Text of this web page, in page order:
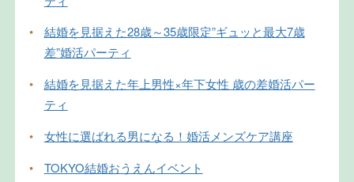
•
結婚を見据えた28歳～35歳限定”ギュッと最大7歳
差”婚活パーティ
•
結婚を見据えた年上男性×年下女性 歳の差婚活パー
ティ
•
女性に選ばれる男になる！婚活メンズケア講座
•
TOKYO結婚おうえんイベント